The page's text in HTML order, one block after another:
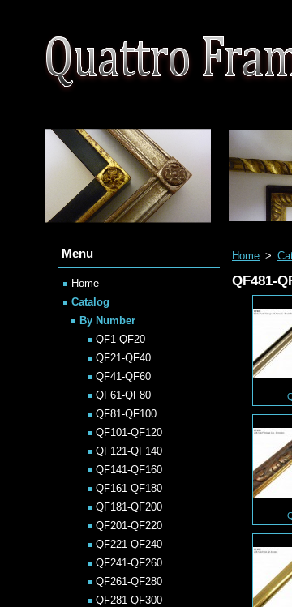
Home >
QF481-
Menu
Home
Catalog
By Number
QF1-QF20
QF21-QF40
QF41-QF60
QF61-QF80
QF81-QF100
QF101-QF120
QF121-QF140
QF141-QF160
QF161-QF180
QF181-QF200
QF201-QF220
QF221-QF240
QF241-QF260
QF261-QF280
QF281-QF300